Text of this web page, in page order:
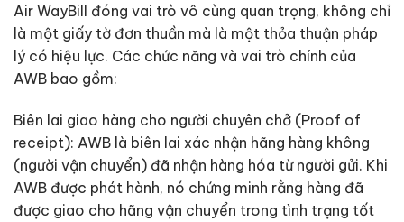
Air WayBill đóng vai trò vô cùng quan trọng, không chỉ
là một giấy tờ đơn thuần mà là một thỏa thuận pháp
lý có hiệu lực. Các chức năng và vai trò chính của
AWB bao gồm:
Biên lai giao hàng cho người chuyên chở (Proof of
receipt): AWB là biên lai xác nhận hãng hàng không
(người vận chuyển) đã nhận hàng hóa từ người gửi. Khi
AWB được phát hành, nó chứng minh rằng hàng đã
được giao cho hãng vận chuyển trong tình trạng tốt